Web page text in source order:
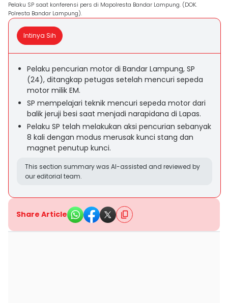
Pelaku SP saat konferensi pers di Mapolresta Bandar Lampung. (DOK.
Polresta Bandar Lampung).
Intinya Sih
Pelaku pencurian motor di Bandar Lampung, SP
(24), ditangkap petugas setelah mencuri sepeda
motor milik EM.
SP mempelajari teknik mencuri sepeda motor dari
balik jeruji besi saat menjadi narapidana di Lapas.
Pelaku SP telah melakukan aksi pencurian sebanyak
8 kali dengan modus merusak kunci stang dan
magnet penutup kunci.
This section summary was AI-assisted and reviewed by
our editorial team.
Share Article